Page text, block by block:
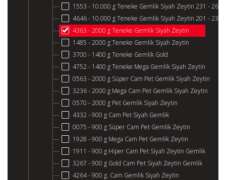
1553 - 10.000 g Teneke Gemlik Siyah Zeytin 231 - 260
4646 - 10.000 g Teneke Gemlik Siyah Zeytin 201 - 230
4363 - 2000 g Teneke Gemlik Siyah Zeytin
1485 - 2000 g Teneke Gemlik Siyah Zeytin
3700 - 1400 g Teneke Gemlik Gold
4752 - 1400 g Teneke Mega Gemlik Siyah Zeytin
0563 - 2000 g Süper Cam Pet Gemlik Siyah Zeytin
3236 - 2000 g Mega Cam Pet Gemlik Siyah Zeytin
0570 - 2000 g Pet Gemlik Siyah Zeytin
4332 - 900 g Cam Pet Siyah Gemlik
0075 - 900 g Süper Cam Pet Gemlik Zeytin
1928 - 900 g Mega Cam Pet Gemlik Zeytin
1911 - 900 g Hiper Cam Pet Siyah Zeytin Gemlik
3267 - 900 g Gold Cam Pet Siyah Zeytin Gemlik
4264 - 900 g. Cam Gemlik Siyah Zeytin